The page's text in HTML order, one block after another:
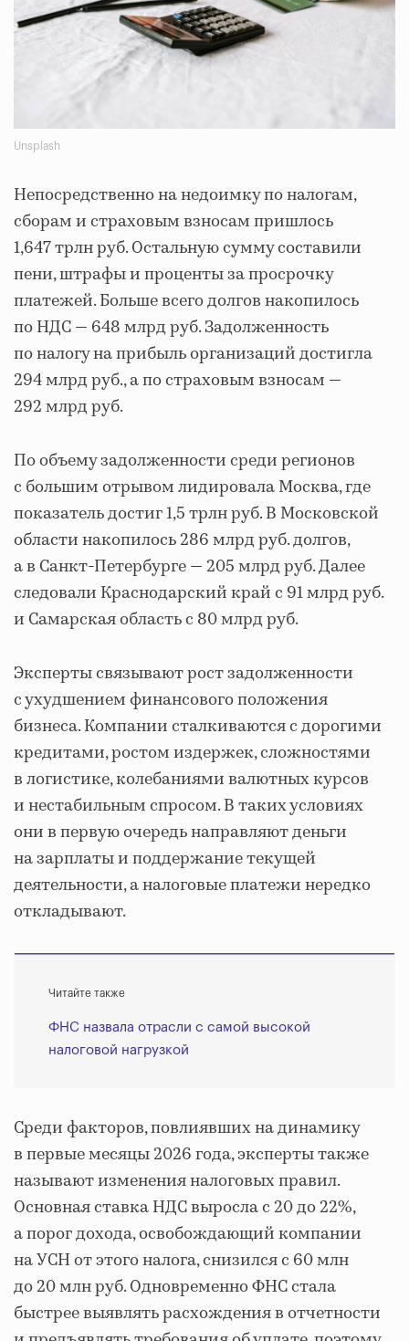
Unsplash
Непосредственно на недоимку по налогам,
сборам и страховым взносам пришлось
1,647 трлн руб. Остальную сумму составили
пени, штрафы и проценты за просрочку
платежей. Больше всего долгов накопилось
по НДС — 648 млрд руб. Задолженность
по налогу на прибыль организаций достигла
294 млрд руб., а по страховым взносам —
292 млрд руб.
По объему задолженности среди регионов
с большим отрывом лидировала Москва, где
показатель достиг 1,5 трлн руб. В Московской
области накопилось 286 млрд руб. долгов,
а в Санкт-Петербурге — 205 млрд руб. Далее
следовали Краснодарский край с 91 млрд руб.
и Самарская область с 80 млрд руб.
Эксперты связывают рост задолженности
с ухудшением финансового положения
бизнеса. Компании сталкиваются с дорогими
кредитами, ростом издержек, сложностями
в логистике, колебаниями валютных курсов
и нестабильным спросом. В таких условиях
они в первую очередь направляют деньги
на зарплаты и поддержание текущей
деятельности, а налоговые платежи нередко
откладывают.
Читайте также
ФНС назвала отрасли с самой высокой
налоговой нагрузкой
Среди факторов, повлиявших на динамику
в первые месяцы 2026 года, эксперты также
называют изменения налоговых правил.
Основная ставка НДС выросла с 20 до 22%,
а порог дохода, освобождающий компании
на УСН от этого налога, снизился с 60 млн
до 20 млн руб. Одновременно ФНС стала
быстрее выявлять расхождения в отчетности